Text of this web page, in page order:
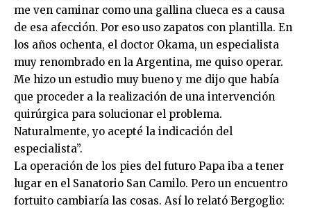
me ven caminar como una gallina clueca es a causa
de esa afección. Por eso uso zapatos con plantilla. En
los años ochenta, el doctor Okama, un especialista
muy renombrado en la Argentina, me quiso operar.
Me hizo un estudio muy bueno y me dijo que había
que proceder a la realización de una intervención
quirúrgica para solucionar el problema.
Naturalmente, yo acepté la indicación del
especialista”.
La operación de los pies del futuro Papa iba a tener
lugar en el Sanatorio San Camilo. Pero un encuentro
fortuito cambiaría las cosas. Así lo relató Bergoglio: